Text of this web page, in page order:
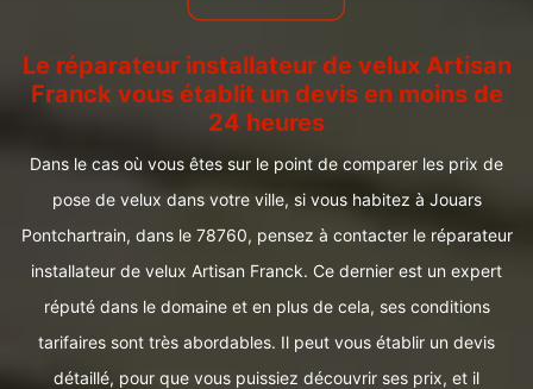
Le réparateur installateur de velux Artisan
Franck vous établit un devis en moins de
24 heures
Dans le cas où vous êtes sur le point de comparer les prix de
pose de velux dans votre ville, si vous habitez à Jouars
Pontchartrain, dans le 78760, pensez à contacter le réparateur
installateur de velux Artisan Franck. Ce dernier est un expert
réputé dans le domaine et en plus de cela, ses conditions
tarifaires sont très abordables. Il peut vous établir un devis
détaillé, pour que vous puissiez découvrir ses prix, et il